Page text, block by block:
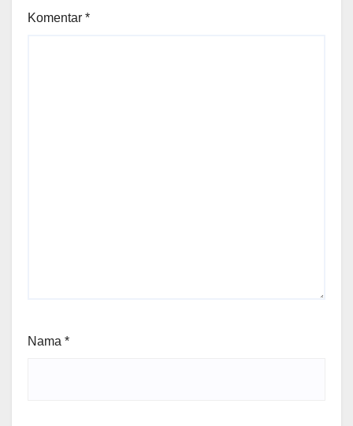
Komentar *
Nama *